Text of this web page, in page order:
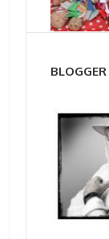
BLOGGER